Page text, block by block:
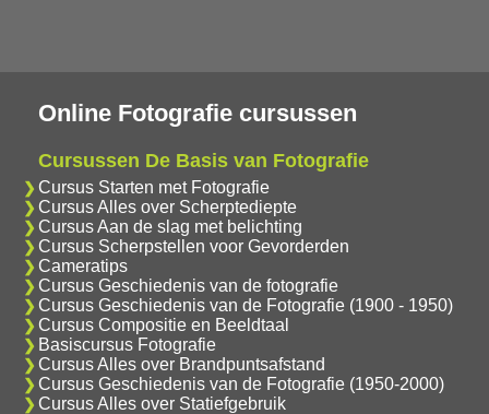
Online Fotografie cursussen
Cursussen De Basis van Fotografie
Cursus Starten met Fotografie
Cursus Alles over Scherptediepte
Cursus Aan de slag met belichting
Cursus Scherpstellen voor Gevorderden
Cameratips
Cursus Geschiedenis van de fotografie
Cursus Geschiedenis van de Fotografie (1900 - 1950)
Cursus Compositie en Beeldtaal
Basiscursus Fotografie
Cursus Alles over Brandpuntsafstand
Cursus Geschiedenis van de Fotografie (1950-2000)
Cursus Alles over Statiefgebruik